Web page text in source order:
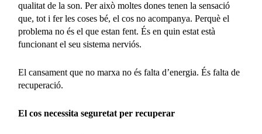
qualitat de la son. Per això moltes dones tenen la sensació
que, tot i fer les coses bé, el cos no acompanya. Perquè el
problema no és el que estan fent. És en quin estat està
funcionant el seu sistema nerviós.
El cansament que no marxa no és falta d’energia. És falta de
recuperació.
El cos necessita seguretat per recuperar